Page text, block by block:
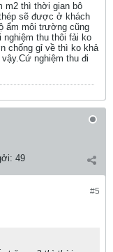
m2 thì thời gian bô
sẽ được ở khách
ẩm môi trường cũng
nghiệm thu thôi fải ko
chống gỉ về thì ko khả
nghiệm thu đi
49
#5